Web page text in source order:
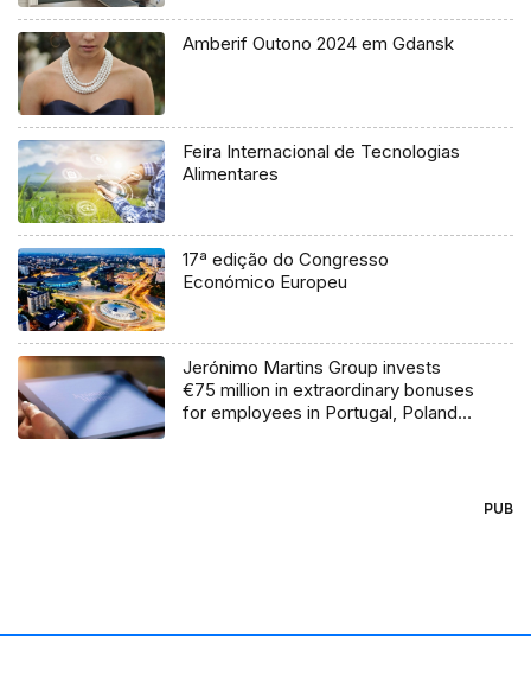
Amberif Outono 2024 em Gdansk
Feira Internacional de Tecnologias
Alimentares
17ª edição do Congresso
Económico Europeu
Jerónimo Martins Group invests
€75 million in extraordinary bonuses
for employees in Portugal, Poland
PUB